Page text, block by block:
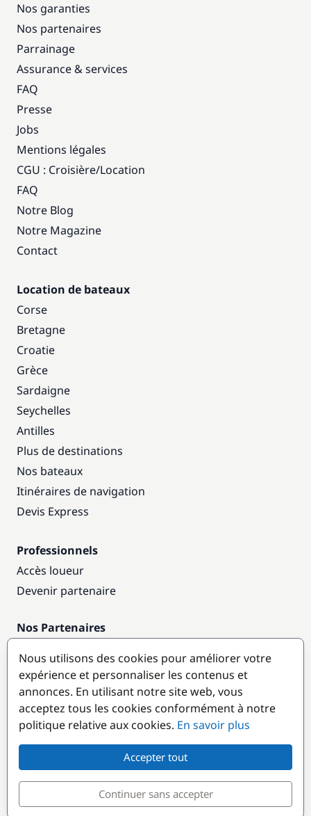
Nos garanties
Nos partenaires
Parrainage
Assurance & services
FAQ
Presse
Jobs
Mentions légales
CGU : Croisière/Location
FAQ
Notre Blog
Notre Magazine
Contact
Location de bateaux
Corse
Bretagne
Croatie
Grèce
Sardaigne
Seychelles
Antilles
Plus de destinations
Nos bateaux
Itinéraires de navigation
Devis Express
Professionnels
Accès loueur
Devenir partenaire
Nos Partenaires
Destinations populaires
© GlobeSailor Croisières & Location de bateaux depuis
Nous utilisons des cookies pour améliorer votre
expérience et personnaliser les contenus et
annonces. En utilisant notre site web, vous
acceptez tous les cookies conformément à notre
politique relative aux cookies. En savoir plus
Accepter tout
Continuer sans accepter